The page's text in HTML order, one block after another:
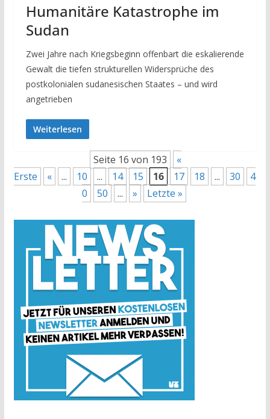
Humanitäre Katastrophe im
Sudan
Zwei Jahre nach Kriegsbeginn offenbart die eskalierende
Gewalt die tiefen strukturellen Widersprüche des
postkolonialen sudanesischen Staates – und wird
angetrieben
Weiterlesen
Seite 16 von 193
«
Erste
« ... 10 ... 14 15 16 17 18 ... 30
4
0
50 ... » Letzte »